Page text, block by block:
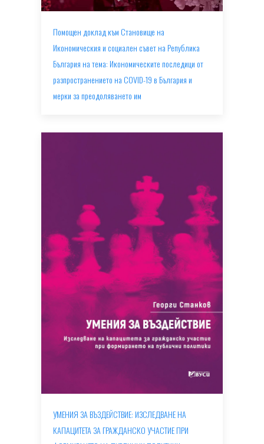
Помощен доклад към Становище на
Икономическия и социален съвет на Република
България на тема: Икономическите последици от
разпространението на COVID-19 в България и
мерки за преодоляването им
УМЕНИЯ ЗА ВЪЗДЕЙСТВИЕ: ИЗСЛЕДВАНЕ НА
КАПАЦИТЕТА ЗА ГРАЖДАНСКО УЧАСТИЕ ПРИ